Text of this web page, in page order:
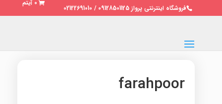
فروشگاه اینترنتی پرواز 09128501125 / 02122691010
0 آیتم
farahpoor